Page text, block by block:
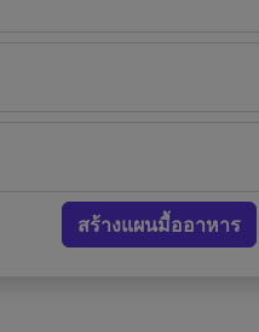
สร้างแผนมื้ออาหาร